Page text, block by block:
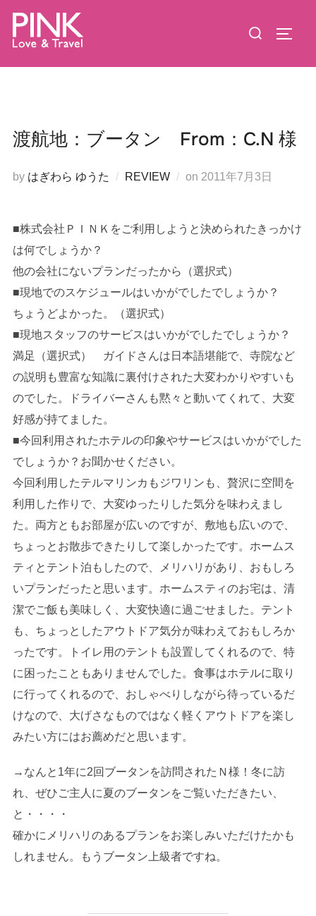
ン
検
対
渡航地：ブータン From：C.N 様
by はぎわら ゆうた REVIEW on 投
2011年7月3日
■株式会社ＰＩＮＫをご利用しようと決められたきっかけ
は何でしょうか？
他の会社にないプランだったから（選択式）
■現地でのスケジュールはいかがでしたでしょうか？
ちょうどよかった。（選択式）
■現地スタッフのサービスはいかがでしたでしょうか？
満足（選択式） ガイドさんは日本語堪能で、寺院など
の説明も豊富な知識に裏付けされた大変わかりやすいも
のでした。ドライバーさんも黙々と動いてくれて、大変
好感が持てました。
■今回利用されたホテルの印象やサービスはいかがでした
でしょうか？お聞かせください。
今回利用したテルマリンカもジワリンも、贅沢に空間を
利用した作りで、大変ゆったりした気分を味わえまし
た。両方ともお部屋が広いのですが、敷地も広いので、
ちょっとお散歩できたりして楽しかったです。ホームス
ティとテント泊もしたので、メリハリがあり、おもしろ
いプランだったと思います。ホームスティのお宅は、清
潔でご飯も美味しく、大変快適に過ごせました。テント
も、ちょっとしたアウトドア気分が味わえておもしろか
ったです。トイレ用のテントも設置してくれるので、特
に困ったこともありませんでした。食事はホテルに取り
に行ってくれるので、おしゃべりしながら待っているだ
けなので、大げさなものではなく軽くアウトドアを楽し
みたい方にはお薦めだと思います。
→なんと1年に2回ブータンを訪問されたＮ様！冬に訪
れ、ぜひご主人に夏のブータンをご覧いただきたい、
と・・・・
確かにメリハリのあるプランをお楽しみいただけたかも
しれません。もうブータン上級者ですね。